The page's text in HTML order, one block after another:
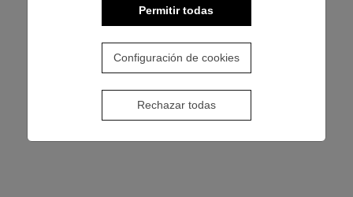
Permitir todas
Configuración de cookies
Rechazar todas
Fijación fuerte y brillo medio/bajo.